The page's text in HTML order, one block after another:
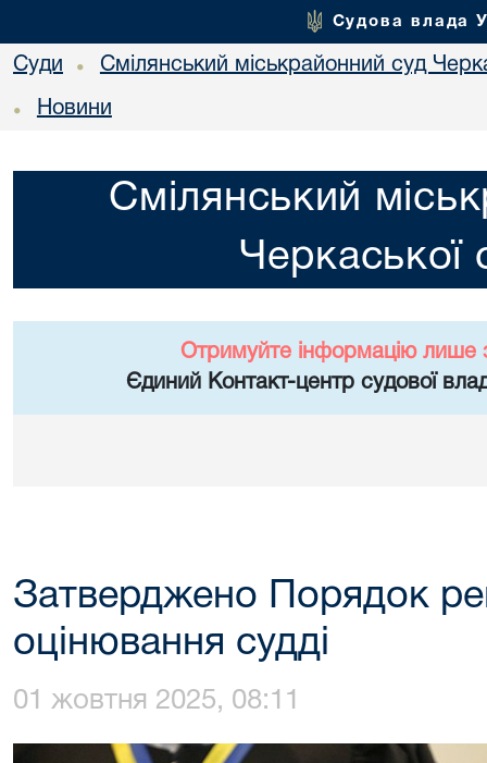
Судова влада
Суди • Смілянський міськрайонний суд
• Новини
Смілянський
Черкаської
Отримуйте інформацію лише
Єдиний Контакт-центр судової
Затверджено Порядок
оцінювання судді
01 жовтня 2025, 08:11